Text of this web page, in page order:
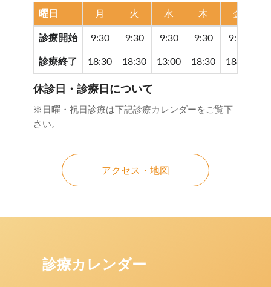
曜日 月 火 水 木 金
診療開始 9:30 9:30 9:30 9:30 9:30
診療終了 18:30 18:30 13:00 18:30 18:30
休診日・診療日について
※日曜・祝日診療は下記診療カレンダーをご覧下
さい。
アクセス・地図
診療カレンダー